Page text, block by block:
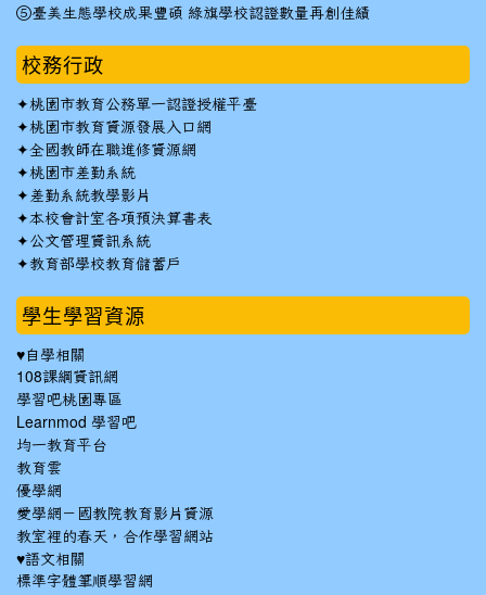
⑤臺美生態學校成果豐碩 綠旗學校認證數量再創佳績
校務行政
✦桃園市教育公務單一認證授權平臺
✦桃園市教育資源發展入口網
✦全國教師在職進修資源網
✦桃園市差勤系統
✦ 差勤系統教學影片
✦本校會計室各項預決算書表
✦公文管理資訊系統
✦教育部學校教育儲蓄戶
學生學習資源
♥自學相關
108課綱資訊網
學習吧桃園專區
Learnmod 學習吧
均一教育平台
教育雲
優學網
愛學網－國教院教育影片資源
教室裡的春天，合作學習網站
♥語文相關
標準字體筆順學習網